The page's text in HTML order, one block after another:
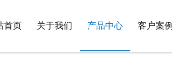
首页 关于我们 产品中心 客户案例